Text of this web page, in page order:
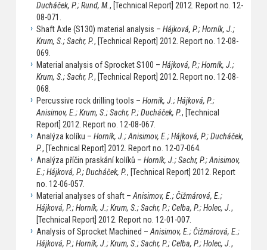
Ducháček, P.; Rund, M., [Technical Report] 2012. Report no. 12-
08-071.
Shaft Axle (S130) material analysis – Hájková, P.; Horník, J.;
Krum, S.; Sachr, P., [Technical Report] 2012. Report no. 12-08-
069.
Material analysis of Sprocket S100 – Hájková, P.; Horník, J.;
Krum, S.; Sachr, P., [Technical Report] 2012. Report no. 12-08-
068.
Percussive rock drilling tools – Horník, J.; Hájková, P.;
Anisimov, E.; Krum, S.; Sachr, P.; Ducháček, P., [Technical
Report] 2012. Report no. 12-08-067.
Analýza kolíku – Horník, J.; Anisimov, E.; Hájková, P.; Ducháček,
P., [Technical Report] 2012. Report no. 12-07-064.
Analýza příčin praskání kolíků – Horník, J.; Sachr, P.; Anisimov,
E.; Hájková, P.; Ducháček, P., [Technical Report] 2012. Report
no. 12-06-057.
Material analyses of shaft –Anisimov, E.; Čižmárová, E.;
Hájková, P.; Horník, J.; Krum, S.; Sachr, P.; Celba, P.; Holec, J.,
[Technical Report] 2012. Report no. 12-01-007.
Analysis of Sprocket Machined –Anisimov, E.; Čižmárová, E.;
Hájková, P.; Horník, J.; Krum, S.; Sachr, P.; Celba, P.; Holec, J.,